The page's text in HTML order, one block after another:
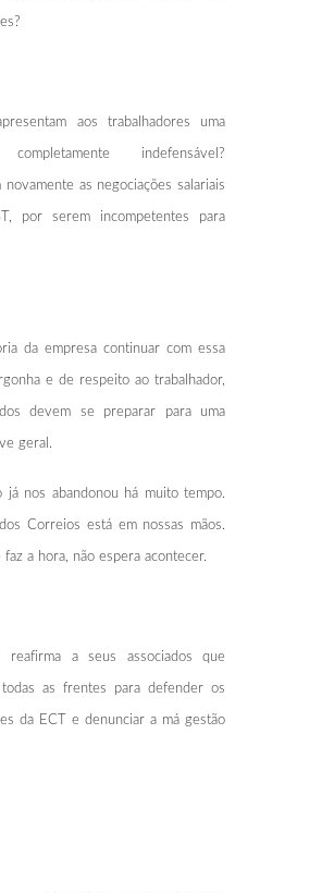
aos trabalhadores uma
indefensável?
novamente as negociações salariais
por serem incompetentes para
da empresa continuar com essa
e de respeito ao trabalhador,
devem se preparar para uma
geral.
já nos abandonou há muito tempo.
Correios está em nossas mãos.
faz a hora, não espera acontecer.
reafirma a seus associados que
as frentes para defender os
da ECT e denunciar a má gestão